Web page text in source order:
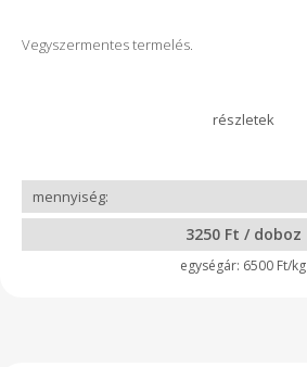
Vegyszermentes termelés.
3250 Ft / doboz
6500 Ft/kg